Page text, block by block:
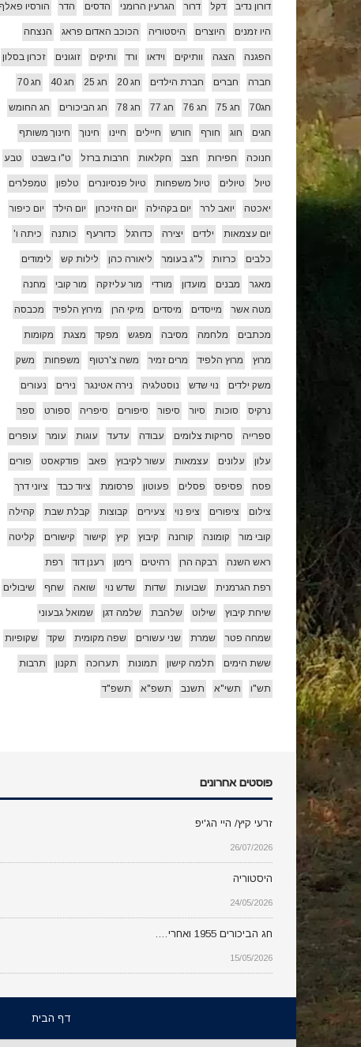
דורון נדיב דקל דרור הגרעין הרומני הדסים הדר הורסיו
היו זמנים היוצרים היסטוריה הכוכב האדום פראג הנצחה
הפגנה הצגה וותיקים וידאו ורד ותיקים זוגונים זכרון בסלון
חברה חברים חברת הילדים חג 20 חג 25 חג 40 חג 70
חג70 חג 75 חג 76 חג 77 חג 78 חג הביכורים חג החומש
חגים חוג חורף חורש חיילים חיינו חינוך חינוך משותף
חנוכה חפירות חצב חקלאות חרבות ברזל ט"ו בשבט טבע
טיול טיולים טיול משפחות טיול פנסיונרים טלפון טמפלרים
יאכטה יואב לרר יום בקהילה יום הזיכרון יום הילד יום כיפור
יום עצמאות ילדים יצירה כדורגל כדורעף כותנה כיתה ו'
כלבים כרזות ל"ג בעומר ליאורה כהן לילות קש לימודים
מאגר מבנים מועדון מורדי מור עליזקה מור קובי מחנה
מטה אשר מייסדים מיסדים מיקי הרן מירוץ הלפיד מכבסה
מכתבים מלחמה מסיבה מפגש מפקד מצגת מקומות
מרוץ מרוץ הלפיד מרים זמיר משה צ'רטוף משפחות משק
משק ילדים נוי שדש נוסטלגיה נירה אטינגר נירים נעורים
נרקיס סוכות סיור סיפור סיפורים סיפריה ספורט ספר
ספרייה סריקות צלומים עבודה עדעד עוגות עומר עופרים
עלון עלונים עצמאות עשור לקיבוץ פאב פודקאסט פורים
פסח פסיפס פסלים פעוטון פרסומת ציוד כבד ציוני דרך
צילום ציפורים ציפ נוי צעירים קבוצות קבלת שבת קהילה
קובי מור קומונה קורונה קיבוץ קיץ קישור קישורים קליטה
ראש השנה רבקה הרן רהיטים רימון רענן דוד רפת
רפת הגרמנית שבועות שדות שדש נוי שואה שחף שיבולים
שיחת קיבוץ שילוט שלהבת שלמה דגן שמואל גבעוני
שמחה פטר שמרת שני עשורים שפה מקומית שקד שקופיות
ששת הימים תלמה קישון תמונות תערוכה תקנון תרבות
תש"ו תשי"א תשנב תשפ"א תשפ"ד
פוסטים אחרונים
זרעי קיץ/ היי הג'יפ
26/07/2026
היסטוריה
24/05/2026
חג הביכורים 1955 ואחרי….
15/05/2026
דף הבית